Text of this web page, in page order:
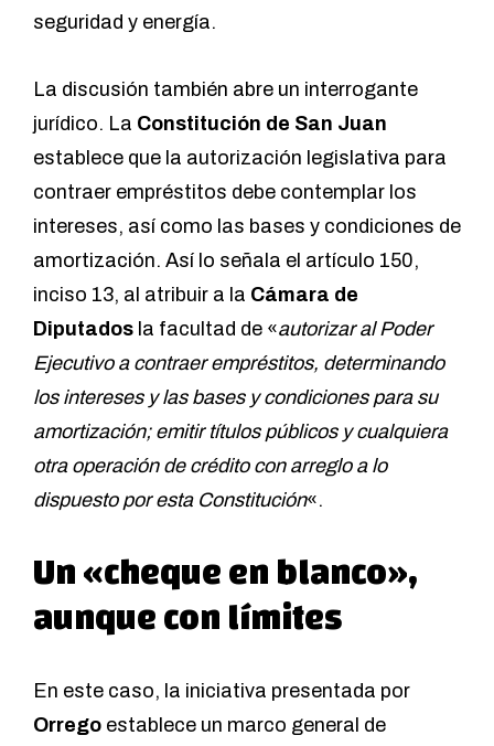
seguridad y energía.
La discusión también abre un interrogante
jurídico. La Constitución de San Juan
establece que la autorización legislativa para
contraer empréstitos debe contemplar los
intereses, así como las bases y condiciones de
amortización. Así lo señala el artículo 150,
inciso 13, al atribuir a la Cámara de
Diputados la facultad de «autorizar al Poder
Ejecutivo a contraer empréstitos, determinando
los intereses y las bases y condiciones para su
amortización; emitir títulos públicos y cualquiera
otra operación de crédito con arreglo a lo
dispuesto por esta Constitución«.
Un «cheque en blanco»,
aunque con límites
En este caso, la iniciativa presentada por
Orrego establece un marco general de